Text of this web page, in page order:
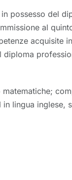
possesso del
al
lingua inglese,